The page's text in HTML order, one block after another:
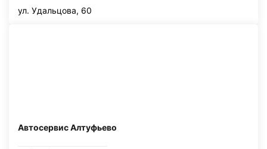
ул. Удальцова, 60
Автосервис Алтуфьево